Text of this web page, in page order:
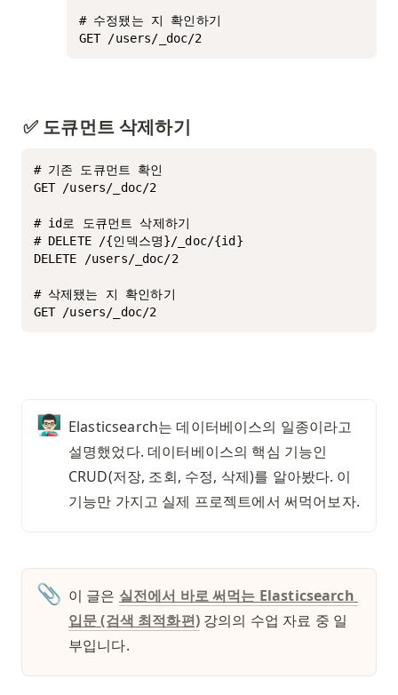
# 수정됐는 지 확인하기
GET /users/_doc/2
✅ 도큐먼트 삭제하기
# 기존 도큐먼트 확인
GET /users/_doc/2
# id로 도큐먼트 삭제하기
# DELETE /{인덱스명}/_doc/{id}
DELETE /users/_doc/2
# 삭제됐는 지 확인하기
GET /users/_doc/2
👨🏻‍🏫 Elasticsearch는 데이터베이스의 일종이라고
설명했었다. 데이터베이스의 핵심 기능인
CRUD(저장, 조회, 수정, 삭제)를 알아봤다. 이
📎 이 글은 실전에서 바로 써먹는 Elasticsearch
입문 (검색 최적화편) 강의의 수업 자료 중 일
부입니다.